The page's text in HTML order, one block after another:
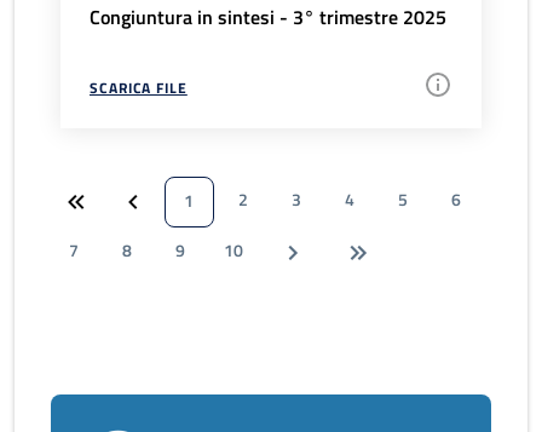
Congiuntura in sintesi - 3° trimestre 2025
SCARICA FILE
1 2 3 4 5
6
7
8 9 10